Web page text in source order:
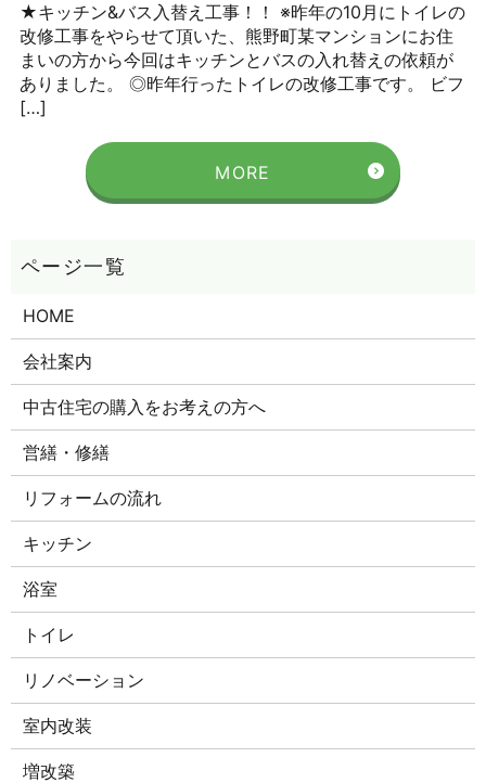
★キッチン&バス入替え工事！！ ※昨年の10月にトイレの
改修工事をやらせて頂いた、熊野町某マンションにお住
まいの方から今回はキッチンとバスの入れ替えの依頼が
ありました。 ◎昨年行ったトイレの改修工事です。 ビフ
[…]
MORE
HOME
会社案内
中古住宅の購入をお考えの方へ
営繕・修繕
リフォームの流れ
キッチン
浴室
トイレ
リノベーション
室内改装
増改築